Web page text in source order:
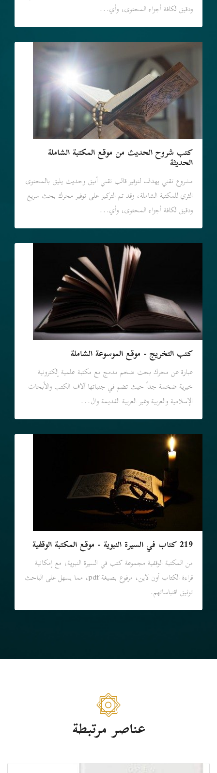
ودقيق لكافة أجزاء المحتوى، وأي...
كتب شروح الحديث من موقع المكتبة الشاملة
الحديثة
مشروع تقني يهدف لتوفير قالب تقني أنيق وحديث يليق بالمحتوى
الثري للمكتبة الشاملة، وقد تم التركيز على توفير محرك بحث سريع
ودقيق لكافة أجزاء المحتوى، وأي...
كتب التخريج - موقع الموسوعة الشاملة
عبارة عن محرك بحث ضخم مدمج مع مكتبة علمية إلكترونية
خيرية ضخمة جداً حيث تضم في جنباتها آلاف الكتب والأبحاث
الإسلامية والعربية وغير العربية القديمة وال...
219 كتاب في السيرة النبوية - موقع المكتبة الوقفية
من المكتبة الوقفية مجموعة كتب في السيرة النبوية، مع إمكانية
قراءة الكتاب أون لاين، مرفوع بصيغة pdf، مما يسهل على الباحث
توثيق اقتباساتهم.
عناصر مرتبطة